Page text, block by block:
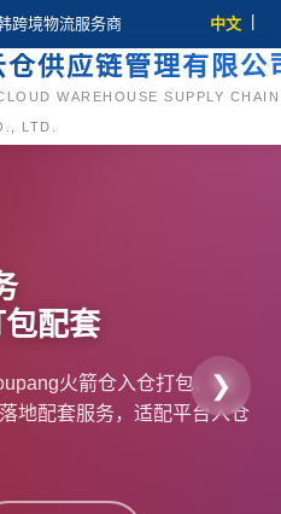
跨境物流服务商 中文
仓供应链管理有限公
WAREHOUSE SUPPLY CHAIN
LTD.
配套
火箭仓入仓打包、贴
地配套服务，适配平台入仓
❯